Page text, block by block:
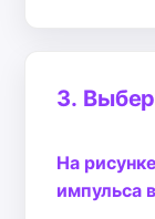
3.
На
импульса